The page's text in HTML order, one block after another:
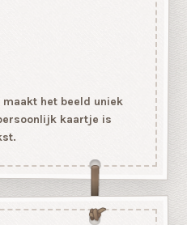
het beeld uniek
kaartje is